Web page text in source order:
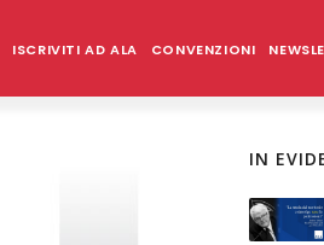
ISCRIVITI AD ALA CONVENZIONI
IN